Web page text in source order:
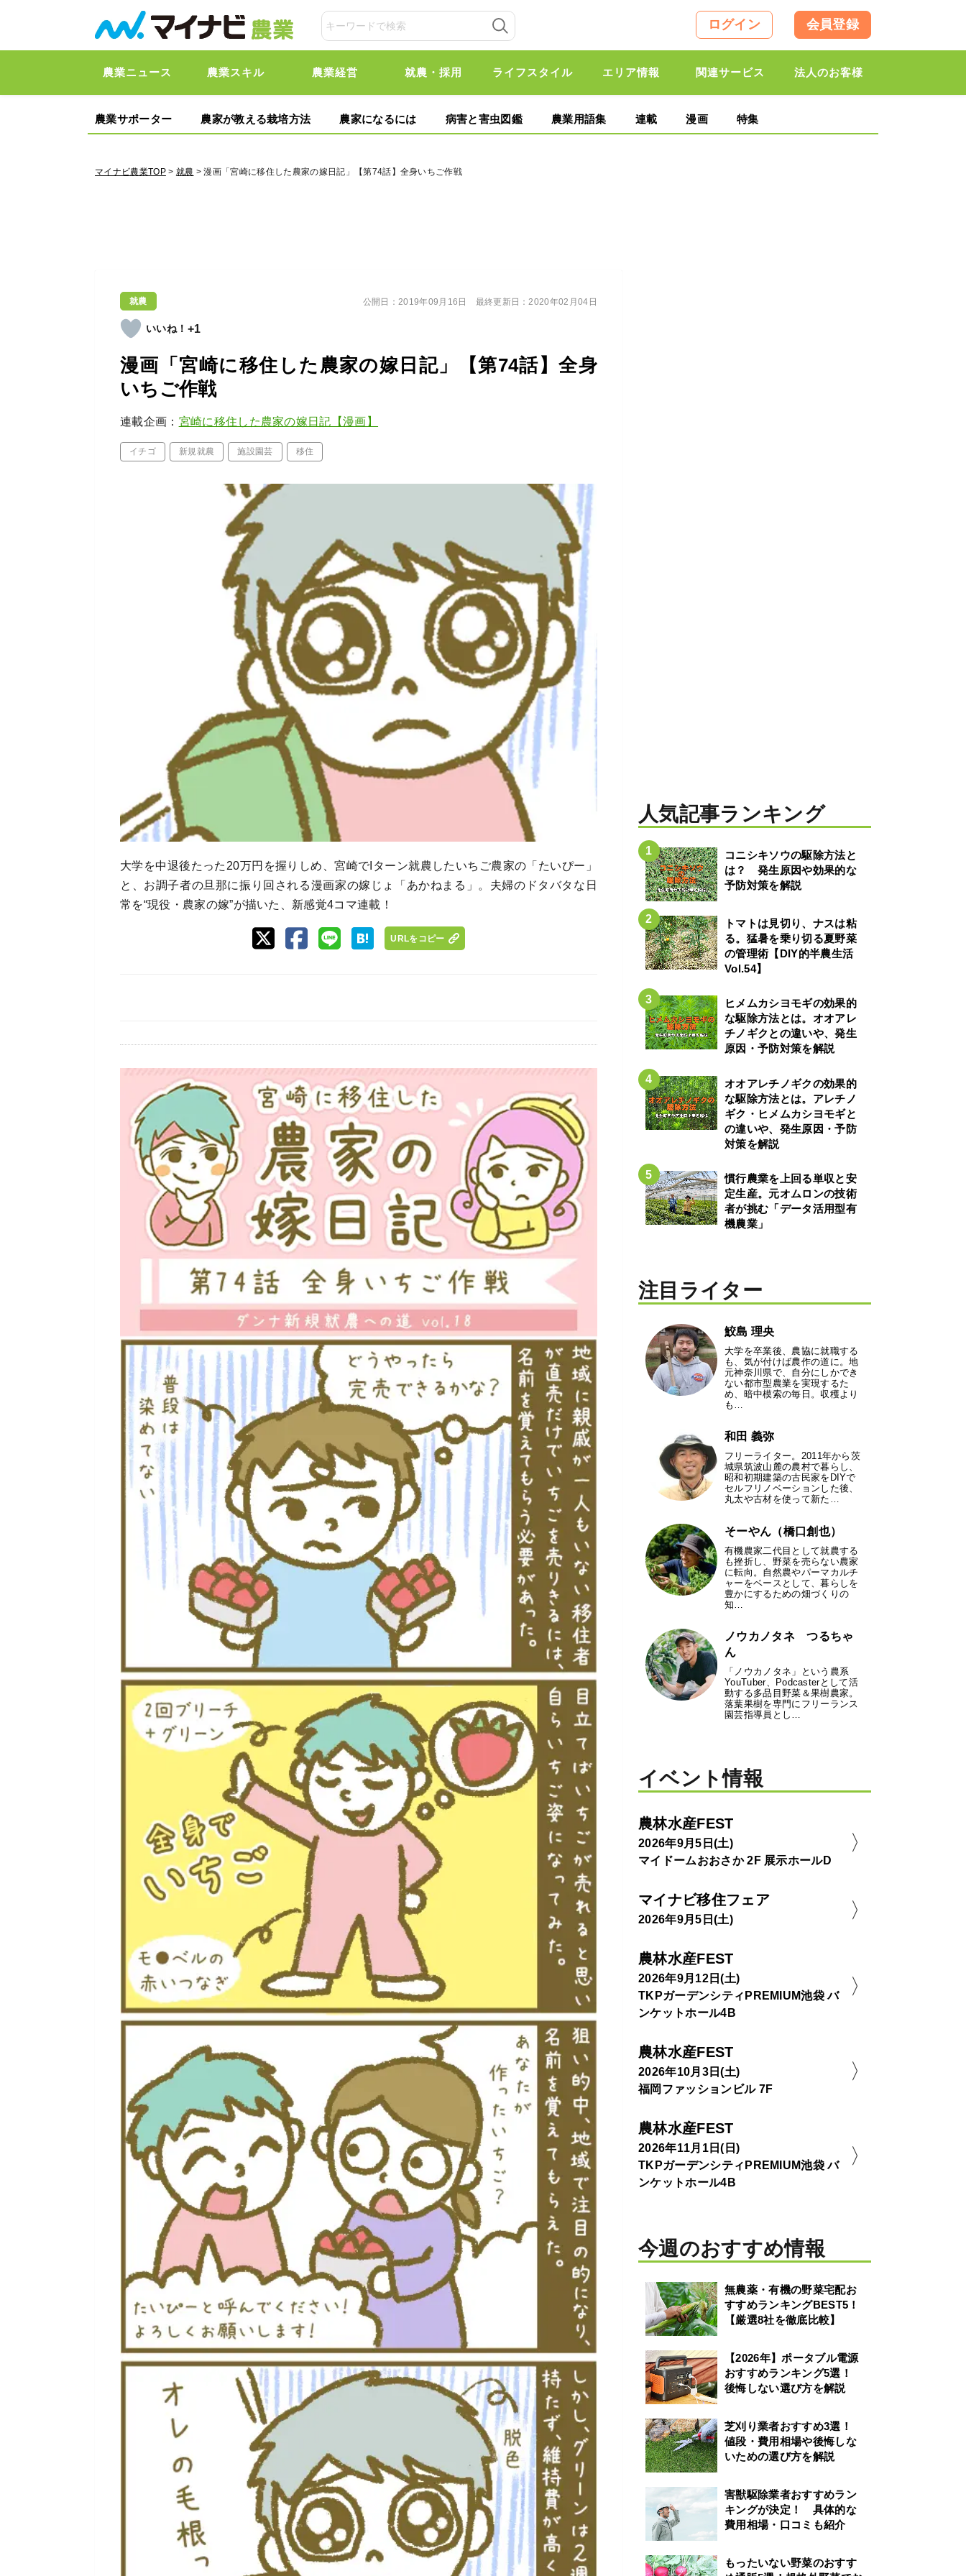
ログイン 会員登録
農業ニュース 農業スキル 農業経営 就農・採用 ライフスタイル エリア情報 関連サービス 法人のお客様
農業サポーター 農家が教える栽培方法 農家になるには 病害と害虫図鑑 農業用語集 連載 漫画 特集
マイナビ農業TOP> 就農 > 漫画「宮崎に移住した農家の嫁日記」【第74話】全身いちご作戦
就農
+1
漫画「宮崎に移住した農家の嫁日記」【第74話】全身
いちご作戦
連載企画： 宮崎に移住した農家の嫁日記【漫画】
イチゴ 新規就農 施設園芸 移住
公開日：2019年09月16日 最終更新日：2020年02月04日
大学を中退後たった20万円を握りしめ、宮崎でIターン就農したいちご農家の「たいぴー」
と、お調子者の旦那に振り回される漫画家の嫁じょ「あかねまる」。夫婦のドタバタな日
常を“現役・農家の嫁”が描いた、新感覚4コマ連載！
URLをコピー
人気記事ランキング
コニシキソウの駆除方法と
は？ 発生原因や効果的な
予防対策を解説
トマトは見切り、ナスは粘
る。猛暑を乗り切る夏野菜
の管理術【DIY的半農生活
Vol.54】
ヒメムカシヨモギの効果的
な駆除方法とは。オオアレ
チノギクとの違いや、発生
原因・予防対策を解説
オオアレチノギクの効果的
な駆除方法とは。アレチノ
ギク・ヒメムカシヨモギと
の違いや、発生原因・予防
対策を解説
慣行農業を上回る単収と安
定生産。元オムロンの技術
者が挑む「データ活用型有
機農業」
注目ライター
鮫島 理央
大学を卒業後、農協に就職する
も、気が付けば農作の道に。地
元神奈川県で、自分にしかでき
ない都市型農業を実現するた
め、暗中模索の毎日。収穫より
も…
和田 義弥
フリーライター。2011年から茨
城県筑波山麓の農村で暮らし、
昭和初期建築の古民家をDIYで
セルフリノベーションした後、
丸太や古材を使って新た…
そーやん（橋口創也）
有機農家二代目として就農する
も挫折し、野菜を売らない農家
に転向。自然農やパーマカルチ
ャーをベースとして、暮らしを
豊かにするための畑づくりの
知…
ノウカノタネ つるちゃ
ん
「ノウカノタネ」という農系
YouTuber、Podcasterとして活
動する多品目野菜＆果樹農家。
落葉果樹を専門にフリーランス
園芸指導員とし…
イベント情報
農林水産FEST
2026年9月5日(土)
マイドームおおさか 2F 展示ホールD
マイナビ移住フェア
2026年9月5日(土)
農林水産FEST
2026年9月12日(土)
TKPガーデンシティPREMIUM池袋 バ
ンケットホール4B
農林水産FEST
2026年10月3日(土)
福岡ファッションビル 7F
農林水産FEST
2026年11月1日(日)
TKPガーデンシティPREMIUM池袋 バ
ンケットホール4B
今週のおすすめ情報
無農薬・有機の野菜宅配お
すすめランキングBEST5！
【厳選8社を徹底比較】
【2026年】ポータブル電源
おすすめランキング5選！
後悔しない選び方を解説
芝刈り業者おすすめ3選！
値段・費用相場や後悔しな
いための選び方を解説
害獣駆除業者おすすめラン
キングが決定！ 具体的な
費用相場・口コミも紹介
もったいない野菜のおすす